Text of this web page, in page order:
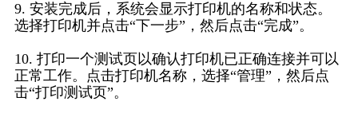
9. 安装完成后，系统会显示打印机的名称和状态。
选择打印机并点击“下一步”，然后点击“完成”。
10. 打印一个测试页以确认打印机已正确连接并可以
正常工作。点击打印机名称，选择“管理”，然后点
击“打印测试页”。